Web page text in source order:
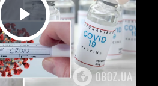
Play Video